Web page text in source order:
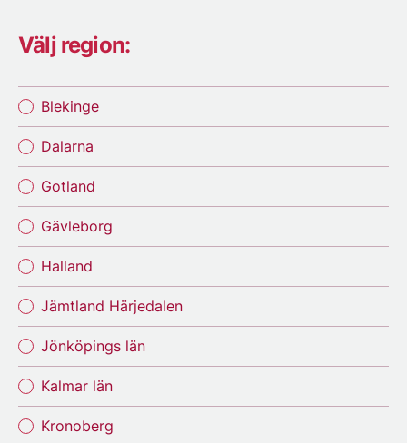
Välj region:
Blekinge
Dalarna
Gotland
Gävleborg
Halland
Jämtland Härjedalen
Jönköpings län
Kalmar län
Kronoberg